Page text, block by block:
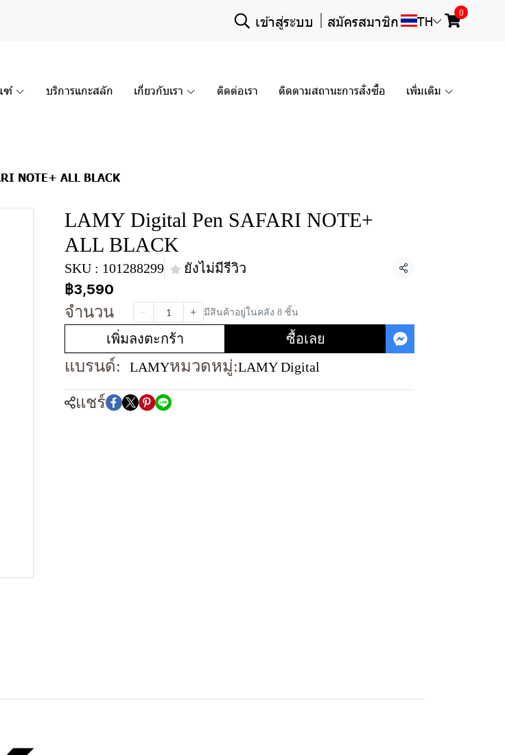
เข้าสู่ระบบ สมัครสมาชิก TH
0
ฑ์ บริการแกะสลัก เกี่ยวกับเรา ติดต่อเรา ติดตามสถานะการสั่งซื้อ เพิ่มเติม
NOTE+ ALL BLACK
LAMY Digital Pen SAFARI NOTE+
ALL BLACK
SKU : 101288299 ยังไม่มีรีวิว แชร์
฿3,590
จำนวน มีสินค้าอยู่ในคลัง 8 ชิ้น
เพิ่มลงตะกร้า ซื้อเลย
แบรนด์: LAMYหมวดหมู่:LAMY Digital
แชร์